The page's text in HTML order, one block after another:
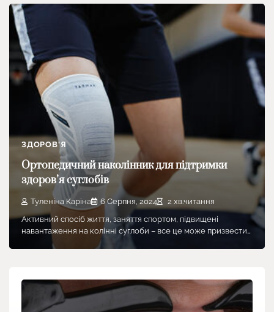
ЗДОРОВ'Я
Ортопедичний наколінник для підтримки
здоров’я суглобів
Туленіна Каріна 6 Серпня, 2024
2 хв.читання
Активний спосіб життя, заняття спортом, підвищені
навантаження на колінні суглоби – все це може призвести…